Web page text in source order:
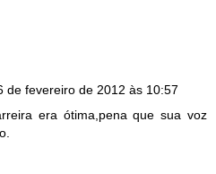
de fevereiro de 2012 às 10:57
era ótima,pena que sua voz